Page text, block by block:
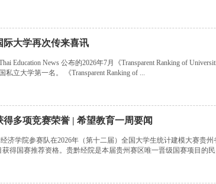
际大学再次传来喜讯
Education News 公布的2026年7月《Transparent Ranking of
立大学第一名。 《Transparent Ranking of ...
得多项竞赛荣誉 | 希望教育一周要闻
济学院参赛队在2026年（第十二届）全国大学生统计建模大赛贵
得国赛推荐资格。贵黔经院是本届贵州赛区唯一晋级国赛项目的